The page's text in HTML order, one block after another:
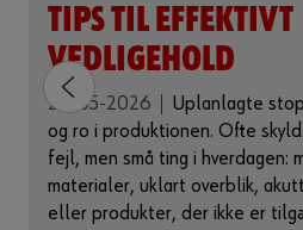
TIPS TIL EFFEKTIVT
VEDLIGEHOLD
20-05-2026
Uplanlagte
og ro i produktionen. Ofte
fejl, men små ting i hverdagen:
materialer, uklart overblik,
eller produkter, der ikke er